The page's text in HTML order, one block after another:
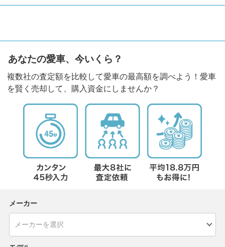
あなたの愛車、今いくら？
複数社の査定額を比較して愛車の最高額を調べよう！愛車
を賢く売却して、購入資金にしませんか？
メーカー